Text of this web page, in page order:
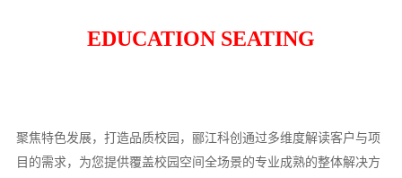
EDUCATION SEATING
聚焦特色发展，打造品质校园，郦江科创通过多维度解读客户与项
目的需求，为您提供覆盖校园空间全场景的专业成熟的整体解决方